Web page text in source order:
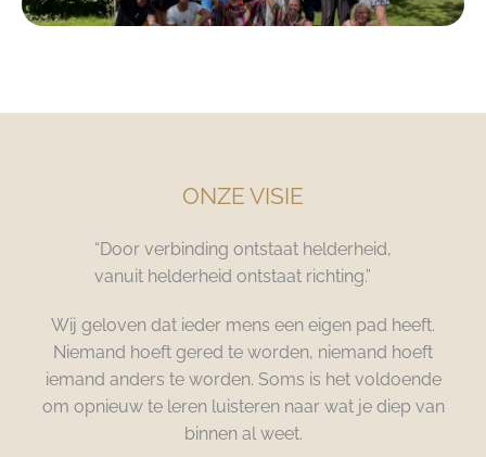
ONZE VISIE
“Door verbinding ontstaat helderheid,
vanuit helderheid ontstaat richting.”
Wij geloven dat ieder mens een eigen pad heeft.
Niemand hoeft gered te worden, niemand hoeft
iemand anders te worden. Soms is het voldoende
om opnieuw te leren luisteren naar wat je diep van
binnen al weet.